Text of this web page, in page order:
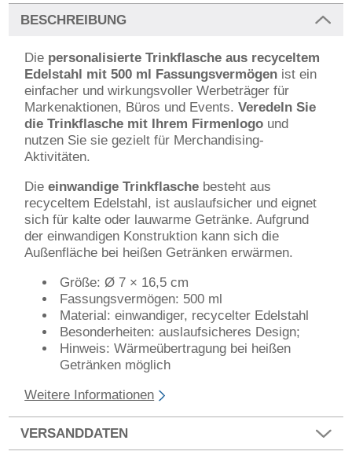
BESCHREIBUNG
Die personalisierte Trinkflasche aus recyceltem
Edelstahl mit 500 ml Fassungsvermögen ist ein
einfacher und wirkungsvoller Werbeträger für
Markenaktionen, Büros und Events.Veredeln Sie
die Trinkflasche mit Ihrem Firmenlogo und
nutzen Sie sie gezielt für Merchandising-
Aktivitäten.
Dieeinwandige Trinkflasche besteht aus
recyceltem Edelstahl, ist auslaufsicher und eignet
sich für kalte oder lauwarme Getränke. Aufgrund
der einwandigen Konstruktion kann sich die
Außenfläche bei heißen Getränken erwärmen.
Größe: Ø 7 × 16,5 cm
Fassungsvermögen: 500 ml
Material: einwandiger, recycelter Edelstahl
Besonderheiten: auslaufsicheres Design;
Hinweis: Wärmeübertragung bei heißen
Getränken möglich
Weitere Informationen
VERSANDDATEN